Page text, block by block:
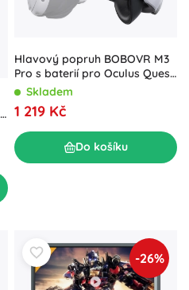
Hlavový popruh BOBOVR M3
Pro s baterií pro Oculus Quest
3 / Quest 3S
Skladem
1 219 Kč
Do košíku
-26%